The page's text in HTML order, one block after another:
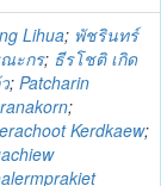
Lihua; พัชรินทร์
ะกร; ธีรโชติ เกิด
; Patcharin
;
Kerdkaew;